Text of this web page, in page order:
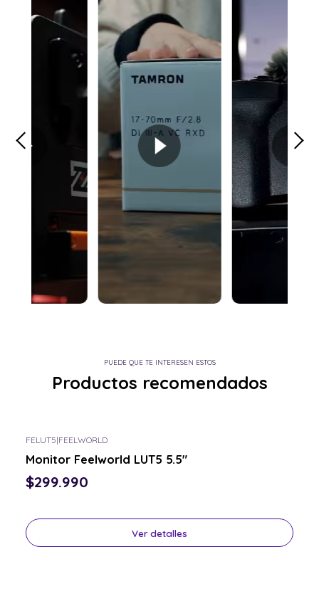
PUEDE QUE TE INTERESEN ESTOS
Productos recomendados
FELUT5|FEELWORLD
Monitor Feelworld LUT5 5.5"
$299.990
Ver detalles